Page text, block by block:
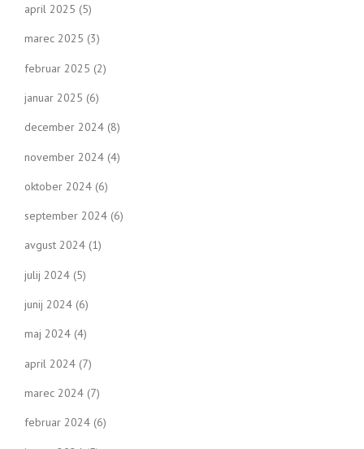
april 2025 (5)
marec 2025 (3)
februar 2025 (2)
januar 2025 (6)
december 2024 (8)
november 2024 (4)
oktober 2024 (6)
september 2024 (6)
avgust 2024 (1)
julij 2024 (5)
junij 2024 (6)
maj 2024 (4)
april 2024 (7)
marec 2024 (7)
februar 2024 (6)